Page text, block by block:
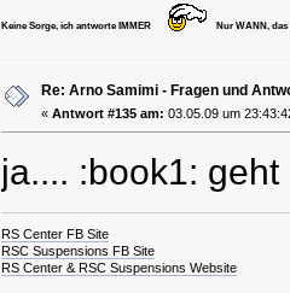
Keine Sorge, ich antworte IMMER Nur WANN,
Re: Arno Samimi - Fragen und
« Antwort #135 am: 03.05.09 um
ja.... :book1:
RS Center FB Site
RSC Suspensions FB Site
RS Center & RSC Suspensions Website